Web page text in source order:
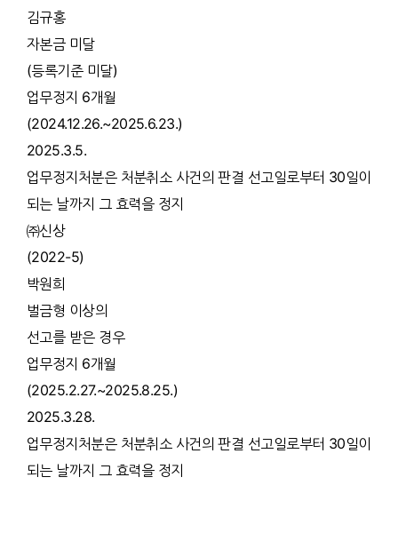
김규홍
자본금 미달
(등록기준 미달)
업무정지 6개월
(2024.12.26.~2025.6.23.)
2025.3.5.
업무정지처분은 처분취소 사건의 판결 선고일로부터 30일이
되는 날까지 그 효력을 정지
㈜신상
(2022-5)
박원희
벌금형 이상의
선고를 받은 경우
업무정지 6개월
(2025.2.27.~2025.8.25.)
2025.3.28.
업무정지처분은 처분취소 사건의 판결 선고일로부터 30일이
되는 날까지 그 효력을 정지